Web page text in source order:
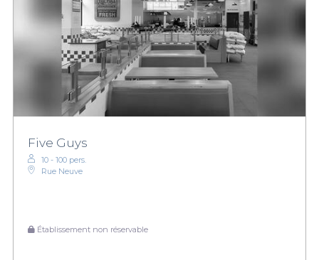
Five Guys
10 - 100 pers.
Rue Neuve
Établissement non réservable